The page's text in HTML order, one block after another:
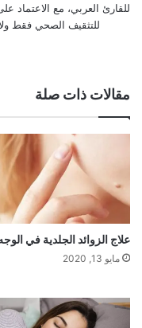
للقارئ العربي، مع الاعتماد
للتثقيف الصحي فقط
مقالات ذات صلة
علاج الزوائد الجلدية في
مايو 13, 2020